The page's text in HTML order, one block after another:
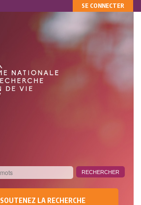
principal
SOUTENEZ LA RECHERCHE
MON
COMPTE
SE CONNECTER